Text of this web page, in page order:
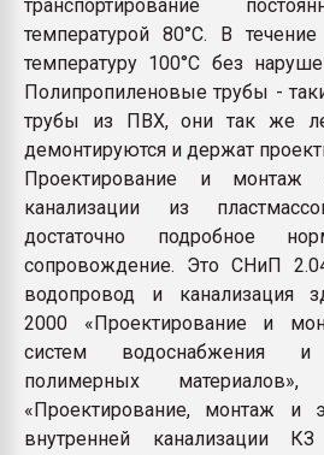
транспортирование
температурой 80°С. В
температуру 100°С без
Полипропиленовые трубы -
трубы из ПВХ, они так же
демонтируются и держат
Проектирование и монтаж
канализации из
достаточно подробное
сопровождение. Это СНиП
водопровод и канализация
2000 «Проектирование и
систем водоснабжения
полимерных
«Проектирование, монтаж и
внутренней канализации